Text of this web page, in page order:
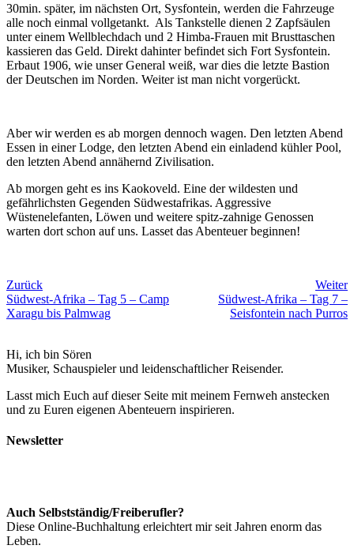
30min. später, im nächsten Ort, Sysfontein, werden die Fahrzeuge
alle noch einmal vollgetankt. Als Tankstelle dienen 2 Zapfsäulen
unter einem Wellblechdach und 2 Himba-Frauen mit Brusttaschen
kassieren das Geld. Direkt dahinter befindet sich Fort Sysfontein.
Erbaut 1906, wie unser General weiß, war dies die letzte Bastion
der Deutschen im Norden. Weiter ist man nicht vorgerückt.
Aber wir werden es ab morgen dennoch wagen. Den letzten Abend
Essen in einer Lodge, den letzten Abend ein einladend kühler Pool,
den letzten Abend annähernd Zivilisation.
Ab morgen geht es ins Kaokoveld. Eine der wildesten und
gefährlichsten Gegenden Südwestafrikas. Aggressive
Wüstenelefanten, Löwen und weitere spitz-zahnige Genossen
warten dort schon auf uns. Lasset das Abenteuer beginnen!
Zurück
Südwest-Afrika – Tag 5 – Camp
Xaragu bis Palmwag
Weiter
Südwest-Afrika – Tag 7 –
Seisfontein nach Purros
Hi, ich bin Sören
Musiker, Schauspieler und leidenschaftlicher Reisender.
Lasst mich Euch auf dieser Seite mit meinem Fernweh anstecken
und zu Euren eigenen Abenteuern inspirieren.
Newsletter
Auch Selbstständig/Freiberufler?
Diese Online-Buchhaltung erleichtert mir seit Jahren enorm das
Leben.